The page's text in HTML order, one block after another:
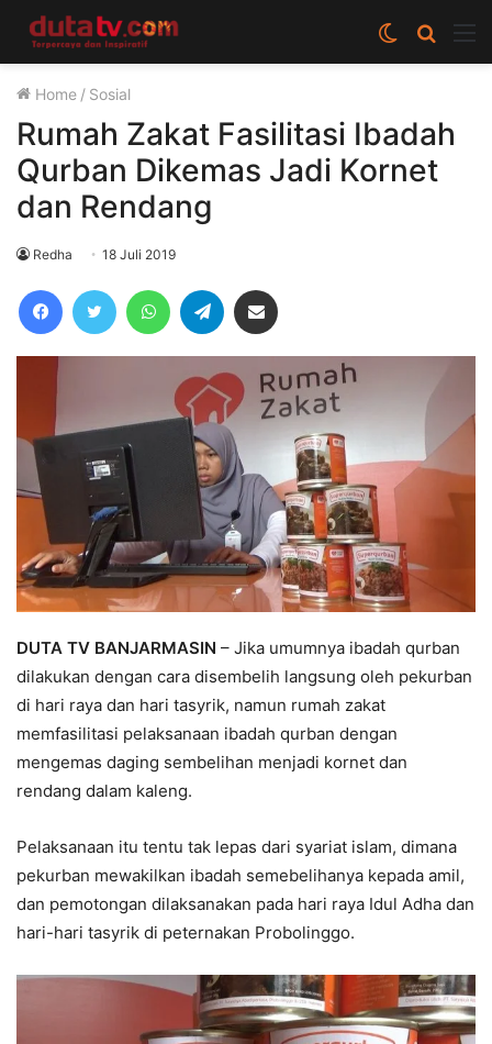
Cari
berita
Switch
skin
Home / Sosial
Rumah Zakat Fasilitasi Ibadah
Qurban Dikemas Jadi Kornet
dan Rendang
Redha 18 Juli 2019
FacebookTwitter WhatsAppTelegram
DUTA TV BANJARMASIN – Jika umumnya ibadah qurban
dilakukan dengan cara disembelih langsung oleh pekurban
di hari raya dan hari tasyrik, namun rumah zakat
memfasilitasi pelaksanaan ibadah qurban dengan
mengemas daging sembelihan menjadi kornet dan
rendang dalam kaleng.
Pelaksanaan itu tentu tak lepas dari syariat islam, dimana
pekurban mewakilkan ibadah semebelihanya kepada amil,
dan pemotongan dilaksanakan pada hari raya Idul Adha dan
hari-hari tasyrik di peternakan Probolinggo.